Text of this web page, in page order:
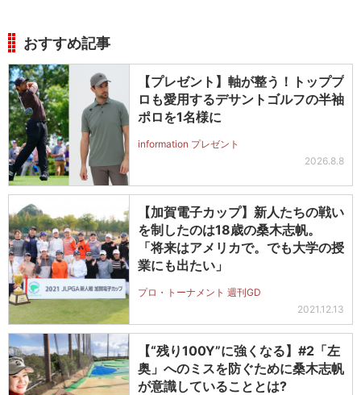
おすすめ記事
【プレゼント】軸が整う！トッププ
ロも愛用するデサントゴルフの半袖
ポロを1名様に
information プレゼント
2026.8.8
【加賀電子カップ】新人たちの戦い
を制したのは18歳の桑木志帆。
「将来はアメリカで。でも大学の授
業にも出たい」
プロ・トーナメント 週刊GD
2021.12.13
【“残り100Y”に強くなる】#2「左
奥」へのミスを防ぐために桑木志帆
が意識していることとは?